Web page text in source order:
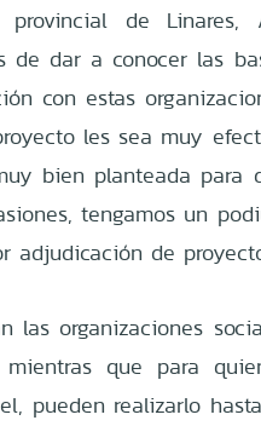
provincial de Linares,
de dar a conocer las
con estas
les sea muy
bien planteada para
tengamos un
adjudicación de
las organizaciones
que para
pueden realizarlo